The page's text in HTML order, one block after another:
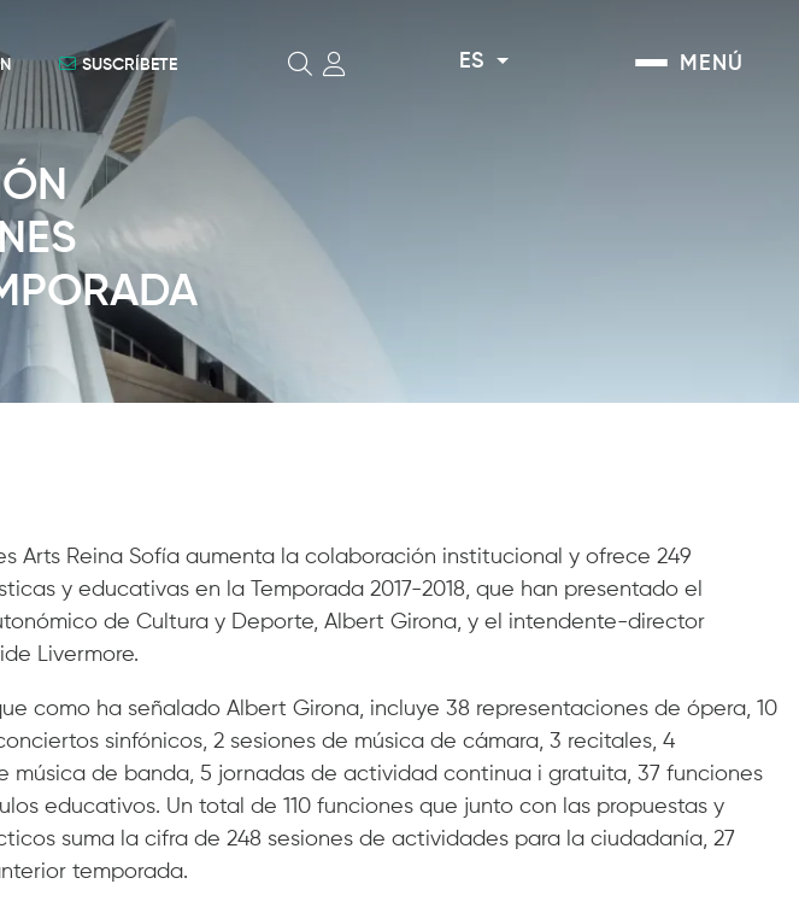
MENÚ
ES
SUSCRÍBETE
Arts Reina Sofía aumenta la colaboración institucional y ofrece 249
y educativas en la Temporada 2017-2018, que han presentado el
de Cultura y Deporte, Albert Girona, y el intendente-director
Livermore.
como ha señalado Albert Girona, incluye 38 representaciones de ópera, 10
sinfónicos, 2 sesiones de música de cámara, 3 recitales, 4
música de banda, 5 jornadas de actividad continua i gratuita, 37 funciones
educativos. Un total de 110 funciones que junto con las propuestas y
suma la cifra de 248 sesiones de actividades para la ciudadanía, 27
temporada.